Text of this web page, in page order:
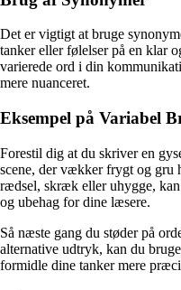
Det er vigtigt at bruge
tanker eller følelser på en klar
varierede ord i din
mere nuanceret.
Eksempel på Variabel
Forestil dig at du skriver en
scene, der vækker frygt og gru
rædsel, skræk eller uhygge,
og ubehag for dine læsere.
Så næste gang du støder på
alternative udtryk, kan du
formidle dine tanker mere